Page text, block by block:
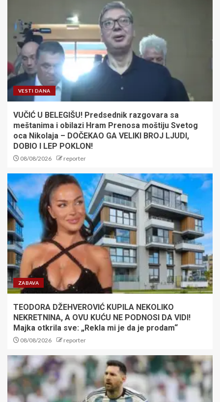
VESTI DANA
VUČIĆ U BELEGIŠU! Predsednik razgovara sa
meštanima i obilazi Hram Prenosa moštiju Svetog
oca Nikolaja – DOČEKAO GA VELIKI BROJ LJUDI,
DOBIO I LEP POKLON!
08/08/2026 reporter
ZABAVA
TEODORA DŽEHVEROVIĆ KUPILA NEKOLIKO
NEKRETNINA, A OVU KUĆU NE PODNOSI DA VIDI!
Majka otkrila sve: „Rekla mi je da je prodam“
08/08/2026 reporter